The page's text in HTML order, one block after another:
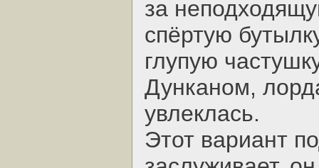
за
спёртую
глупую
Дунканом,
увлеклась.
Этот вариант